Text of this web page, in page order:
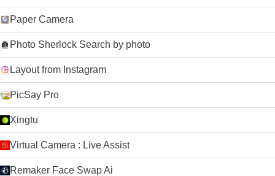
Paper Camera
Photo Sherlock Search by photo
Layout from Instagram
PicSay Pro
Xingtu
Virtual Camera : Live Assist
Remaker Face Swap Ai